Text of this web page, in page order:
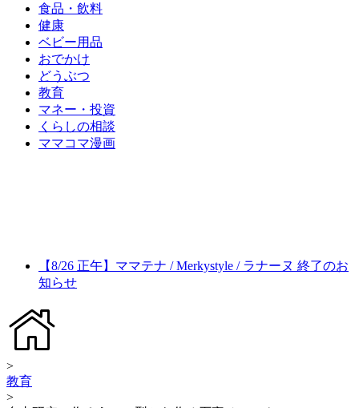
食品・飲料
健康
ベビー用品
おでかけ
どうぶつ
教育
マネー・投資
くらしの相談
ママコマ漫画
【8/26 正午】ママテナ / Merkystyle / ラナーヌ 終了のお
知らせ
>
教育
>